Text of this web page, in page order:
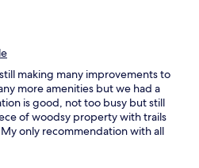
making many improvements to
more amenities but we had a
is good, not too busy but still
of woodsy property with trails
only recommendation with all
maybe add a lamp where people
outlets with easy access for